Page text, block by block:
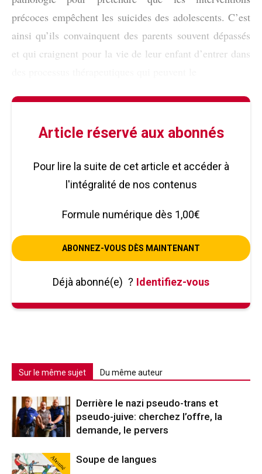
précoces empêchent les suicides des adolescents. C’est
ainsi qu’ils convainquent des parents souvent dépassés
et qui craignent pour la vie de leur enfant d’entrer dans
Article réservé aux abonnés
Pour lire la suite de cet article et accéder à
l'intégralité de nos contenus
Formule numérique dès 1,00€
ABONNEZ-VOUS DÈS MAINTENANT
Déjà abonné(e) ? Identifiez-vous
Sur le même sujet Du même auteur
Derrière le nazi pseudo-trans et
pseudo-juive: cherchez l’offre, la
demande, le pervers
Abonné Soupe de langues